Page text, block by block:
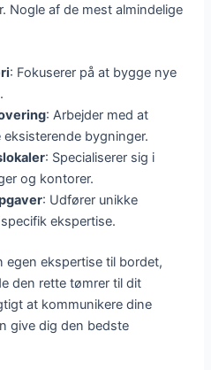
Nogle af de mest almindelige
: Fokuserer på at bygge nye
: Arbejder med at
bygninger.
: Specialiserer sig i
og kontorer.
: Udfører unikke
ekspertise.
egen ekspertise til bordet,
den rette tømrer til dit
at kommunikere dine
give dig den bedste